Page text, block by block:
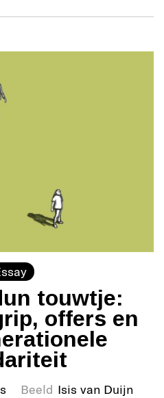
touwtje:
offers en
Beeld Isis van Duijn